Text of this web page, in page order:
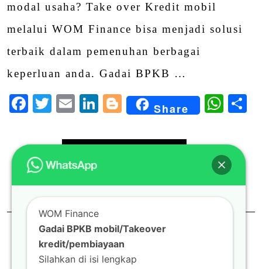
modal usaha? Take over Kredit mobil
melalui WOM Finance bisa menjadi solusi
terbaik dalam pemenuhan berbagai
keperluan anda. Gadai BPKB …
Facebook
Twitter
EmailLinkedIn
Blogger
Share
0
Paginasi
1 2 3 …
WOM Finance
Gadai BPKB mobil/Takeover
kredit/pembiayaan
Silahkan di isi lengkap